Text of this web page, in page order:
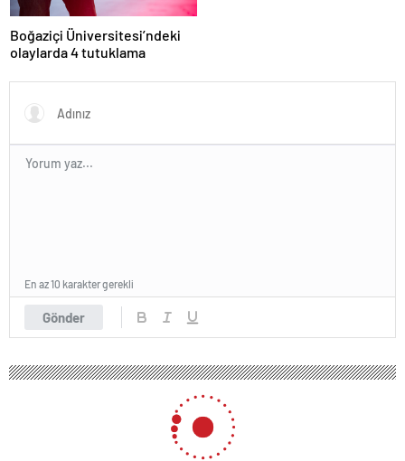
Boğaziçi Üniversitesi’ndeki
olaylarda 4 tutuklama
Gönder
En az 10 karakter gerekli